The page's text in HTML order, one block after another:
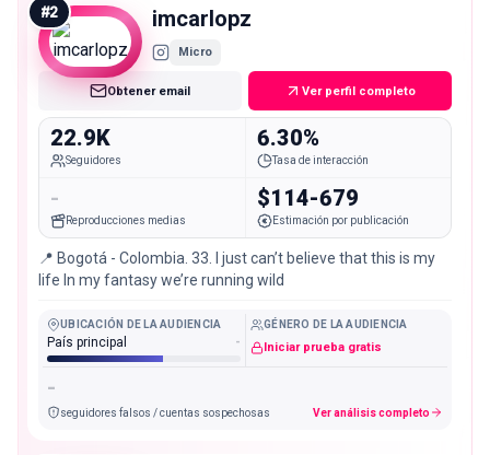
#2 imcarlopz
Micro
Obtener email Ver perfil completo
22.9K
Seguidores
6.30%
Tasa de interacción
-
Reproducciones medias
$114-679
Estimación por publicación
📍 Bogotá - Colombia. 33. I just can’t believe that this is my
life In my fantasy we’re running wild
UBICACIÓN DE LA AUDIENCIA
País principal -
GÉNERO DE LA AUDIENCIA
Iniciar prueba gratis
-
seguidores falsos / cuentas sospechosas Ver análisis completo